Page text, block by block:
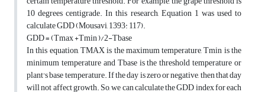
10 degrees centigrade. In this research, Equation 1 was used to
calculate GDD (Mousavi, 1393: 117).
GDD = (Tmax +Tmin )/2-Tbase
In this equation, TMAX is the maximum temperature, Tmin is the
minimum temperature and Tbase is the threshold temperature or
plant's base temperature. If the day is zero or negative, then that day
will not affect growth. So, we can calculate the GDD index for each